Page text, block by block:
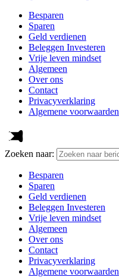
Besparen
Sparen
Geld verdienen
Beleggen Investeren
Vrije leven mindset
Algemeen
Over ons
Contact
Privacyverklaring
Algemene voorwaarden
Zoeken naar:
Besparen
Sparen
Geld verdienen
Beleggen Investeren
Vrije leven mindset
Algemeen
Over ons
Contact
Privacyverklaring
Algemene voorwaarden